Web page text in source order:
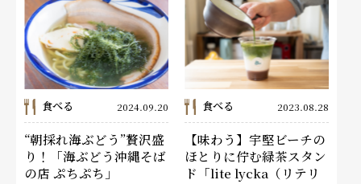
食べる 2024.09.20
“朝採れ海ぶどう”贅沢盛
り！「海ぶどう沖縄そば
の店 ぷちぷち」
食べる 2023.08.28
【味わう】宇堅ビーチの
ほとりに佇む緑茶スタン
ド「lite lycka（リテリ